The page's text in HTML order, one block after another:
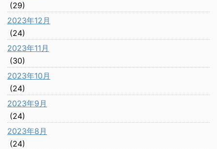
(29)
2023年12月
(24)
2023年11月
(30)
2023年10月
(24)
2023年9月
(24)
2023年8月
(24)